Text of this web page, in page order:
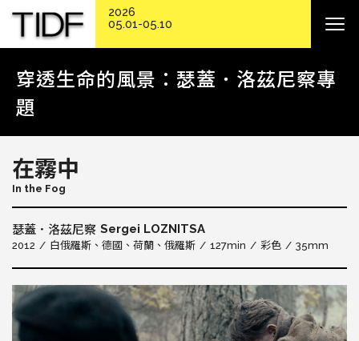
穿透生命的風景：瑟蓋．洛茲尼察專
題
在霧中
In the Fog
瑟蓋．洛茲尼察 Sergei LOZNITSA
2012 白俄羅斯 德國 荷蘭 俄羅斯 127min 彩色 35mm
2026
05.01-05.10